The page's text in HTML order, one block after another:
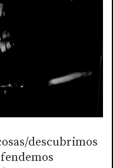
descubrimos